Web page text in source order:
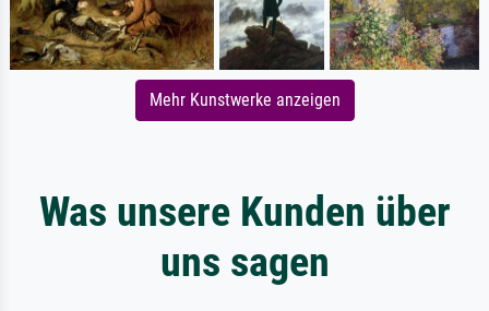
Mehr Kunstwerke anzeigen
Was unsere Kunden über
uns sagen